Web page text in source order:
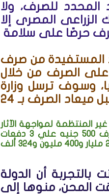
للصرف، ولا
الزراعى المصرى إلا
حرصًا على سلامة
المستفيدة من صرف
على الصرف من خلال
ألف مستحق يوميا، وسوف ترسل وزارة
الاتصالات لكل مستحق على تليفونه الشخصى رسالة نصية قبل ميعاد الصرف بـ 24
المنتظمة لمواجهة الآثار
السلبية لتداعيات فيروس كورونا التي ترتب عليها تضرر أوضاعهم المعيشية بصرف 500 جنيه علي 3 دفعات
بإجمالي 1500 جنيه ، ليصل ما يتم صرفه لمليون و600 ألف و216 عاملا غير منتظم، 2 مليار و400 مليون و324 ألف
بالتجربة أن الدولة
المحن، منوها إلى